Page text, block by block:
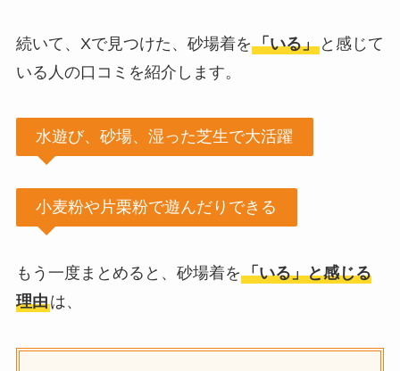
続いて、Xで見つけた、砂場着を「いる」と感じて
いる人の口コミを紹介します。
水遊び、砂場、湿った芝生で大活躍
小麦粉や片栗粉で遊んだりできる
もう一度まとめると、砂場着を「いる」と感じる
理由は、